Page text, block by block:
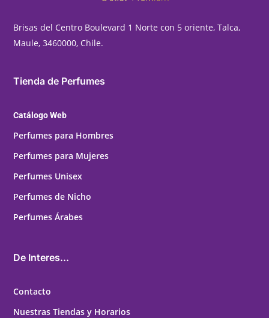
Brisas del Centro Boulevard 1 Norte con 5 oriente, Talca,
Maule, 3460000, Chile.
Tienda de Perfumes
Catálogo Web
Perfumes para Hombres
Perfumes para Mujeres
Perfumes Unisex
Perfumes de Nicho
Perfumes Árabes
De Interes...
Contacto
Nuestras Tiendas y Horarios